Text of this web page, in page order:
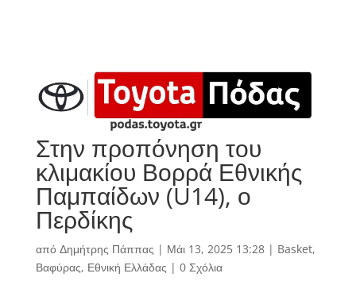
Στην προπόνηση του
κλιμακίου Βορρά Εθνικής
Παμπαίδων (U14), ο
Περδίκης
από Δημήτρης Πάππας | Μάι 13, 2025 13:28| Basket,
Βαφύρας, Εθνική Ελλάδας | 0 Σχόλια